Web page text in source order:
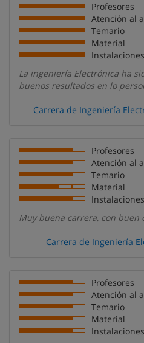
Profesores
Atención al
Temario
Material
Instalaciones
La ingeniería Electrónica ha
buenos resultados en lo
Carrera de Ingeniería
Profesores
Atención al
Temario
Material
Instalaciones
Muy buena carrera, con buen
Carrera de Ingeniería
Profesores
Atención al
Temario
Material
Instalaciones